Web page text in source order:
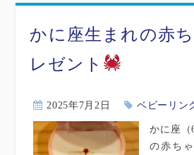
かに座生まれの赤
レゼント
2025年7月2日 ベビーリン
かに座（
の赤ち